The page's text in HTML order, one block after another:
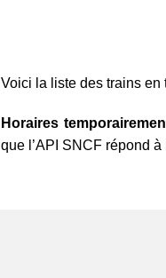
Voici la liste des trains
Horaires
que l’API SNCF répond à